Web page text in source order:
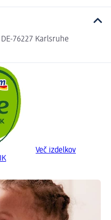
76227 Karlsruhe
Več izdelkov